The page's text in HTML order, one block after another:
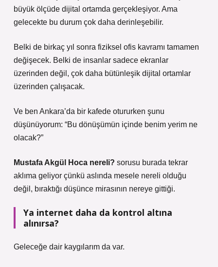
büyük ölçüde dijital ortamda gerçekleşiyor. Ama
gelecekte bu durum çok daha derinleşebilir.
Belki de birkaç yıl sonra fiziksel ofis kavramı tamamen
değişecek. Belki de insanlar sadece ekranlar
üzerinden değil, çok daha bütünleşik dijital ortamlar
üzerinden çalışacak.
Ve ben Ankara’da bir kafede otururken şunu
düşünüyorum: “Bu dönüşümün içinde benim yerim ne
olacak?”
Mustafa Akgül Hoca nereli? sorusu burada tekrar
aklıma geliyor çünkü aslında mesele nereli olduğu
değil, bıraktığı düşünce mirasının nereye gittiği.
Ya internet daha da kontrol altına
alınırsa?
Geleceğe dair kaygılarım da var.